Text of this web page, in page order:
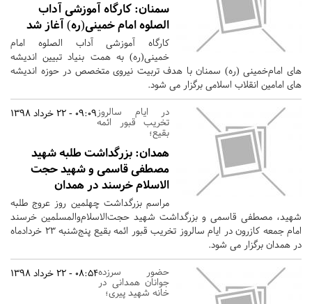
سمنان: کارگاه آموزشی آداب
الصلوه امام خمینی(ره) آغاز شد
کارگاه آموزشی آداب الصلوه امام
خمینی(ره) به همت بنیاد تبیین اندیشه
های امام‌خمینی (ره) سمنان با هدف تربیت نیروی متخصص در حوزه اندیشه
های امامین انقلاب اسلامی برگزار می شود.
09:09 - 22 خرداد 1398 در ایام سالروز
تخریب قبور ائمه
بقیع؛
همدان: بزرگداشت طلبه شهید
مصطفی قاسمی و شهید حجت
الاسلام خرسند در همدان
مراسم بزرگداشت چهلمین روز عروج طلبه
شهید، مصطفی قاسمی و بزرگداشت شهید حجت‌الاسلام‌والمسلمین خرسند
امام‌ جمعه کازرون در ایام سالروز تخریب قبور ائمه بقیع پنج‌شنبه ۲۳ خردادماه
در همدان برگزار می شود.
08:54 - 22 خرداد 1398حضور سرزده
جوانان همدانی در
خانه شهید پیری؛